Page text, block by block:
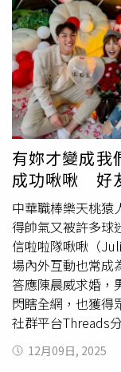
威與Julia在親友陪
駒、陳品學，以及
溫馨喜悅。這登記
威不是叫假的。」
到場搶鏡，搞笑扮
在社群寫下：「搶
是你們看到這樣！
典禮！真正的新娘
不會輕易停戰的，
求婚消息曝光後，
「前女友」，逗趣
合照。（圖／翻攝
笑喊，「連忙從東
帖第一人」、「多
死，爾等終究是妃
半」、「我終於知
「神威可以左擁右抱了，
這則貼文 從
有妳才變成我
成功啾啾 好
中華職棒樂天桃猿
得帥氣又被許多球
信啦啦隊啾啾（
場內外互動也常成
答應陳晨威求婚，
閃瞎全網，也獲得
社群平台Threads
婚告白，「你的背號
這是緣份 也或許
12月09日, 2025